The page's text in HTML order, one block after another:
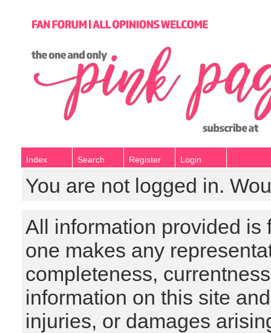
Index Search Register Login
You are not logged in.
All information provided is
one makes any
completeness,
information on this site
injuries, or damages